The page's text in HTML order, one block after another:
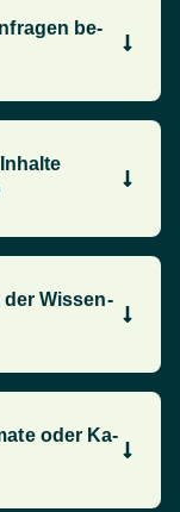
be­
der Wissen­
oder Ka­